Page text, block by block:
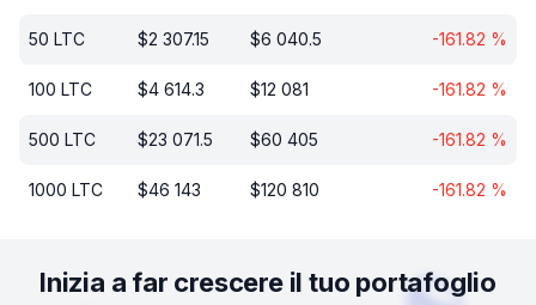
50 LTC $2 307.15 $6 040.5 -161.82 %
100 LTC $4 614.3 $12 081 -161.82 %
500 LTC $23 071.5 $60 405 -161.82 %
1000 LTC $46 143 $120 810 -161.82 %
Inizia a far crescere il tuo portafoglio